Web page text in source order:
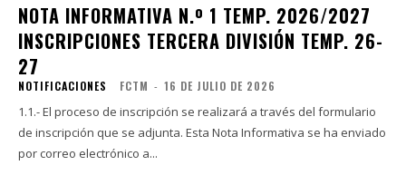
NOTA INFORMATIVA N.º 1 TEMP. 2026/2027
INSCRIPCIONES TERCERA DIVISIÓN TEMP. 26-
27
NOTIFICACIONES FCTM - 16 DE JULIO DE 2026
1.1.- El proceso de inscripción se realizará a través del formulario
de inscripción que se adjunta. Esta Nota Informativa se ha enviado
por correo electrónico a...